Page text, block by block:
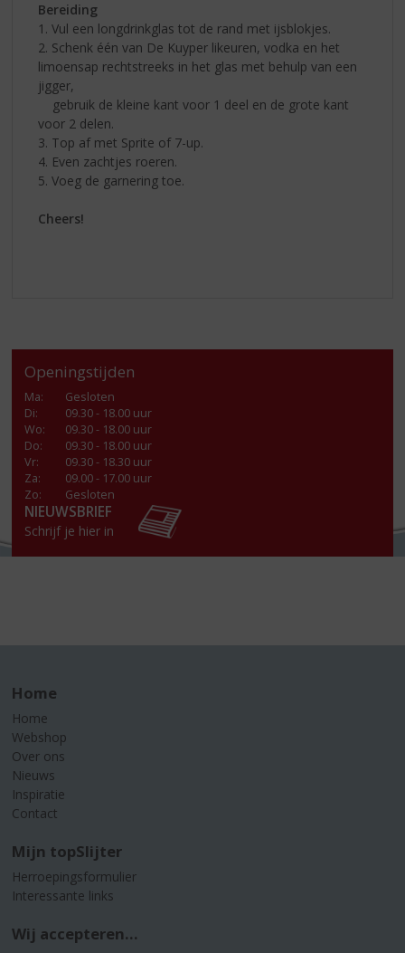
Bereiding
1. Vul een longdrinkglas tot de rand met ijsblokjes.
2. Schenk één van De Kuyper likeuren, vodka en het
limoensap rechtstreeks in het glas met behulp van een
jigger,
gebruik de kleine kant voor 1 deel en de grote kant
voor 2 delen.
3. Top af met Sprite of 7-up.
4. Even zachtjes roeren.
5. Voeg de garnering toe.
Cheers!
Openingstijden
Ma:
Gesloten
Di:
09.30 - 18.00 uur
Wo:
09.30 - 18.00 uur
Do:
09.30 - 18.00 uur
Vr:
09.30 - 18.30 uur
Za:
09.00 - 17.00 uur
Zo:
Gesloten
NIEUWSBRIEF
Schrijf je hier in
Home
Home
Webshop
Over ons
Nieuws
Inspiratie
Contact
Mijn topSlijter
Herroepingsformulier
Interessante links
Wij accepteren...